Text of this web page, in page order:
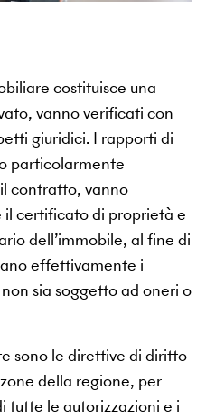
costituisce una
vanno verificati con
giuridici. I rapporti di
particolarmente
contratto, vanno
certificato di proprietà e
dell’immobile, al fine di
effettivamente i
sia soggetto ad oneri o
sono le direttive di diritto
della regione, per
tutte le autorizzazioni e i